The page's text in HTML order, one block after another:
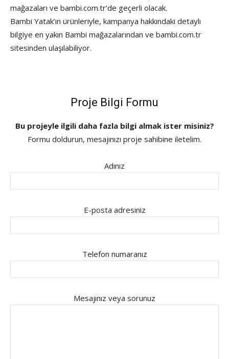
mağazaları ve bambi.com.tr’de geçerli olacak.
Bambi Yatak’ın ürünleriyle, kampanya hakkındaki detaylı
bilgiye en yakın Bambi mağazalarından ve bambi.com.tr
sitesinden ulaşılabiliyor.
Proje Bilgi Formu
Bu projeyle ilgili daha fazla bilgi almak ister misiniz?
Formu doldurun, mesajınızı proje sahibine iletelim.
Adınız
E-posta adresiniz
Telefon numaranız
Mesajınız veya sorunuz